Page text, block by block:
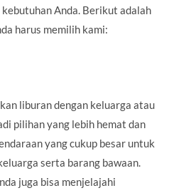
Anda. Berikut adalah
harus memilih kami:
liburan dengan keluarga atau
pilihan yang lebih hemat dan
yang cukup besar untuk
serta barang bawaan.
juga bisa menjelajahi